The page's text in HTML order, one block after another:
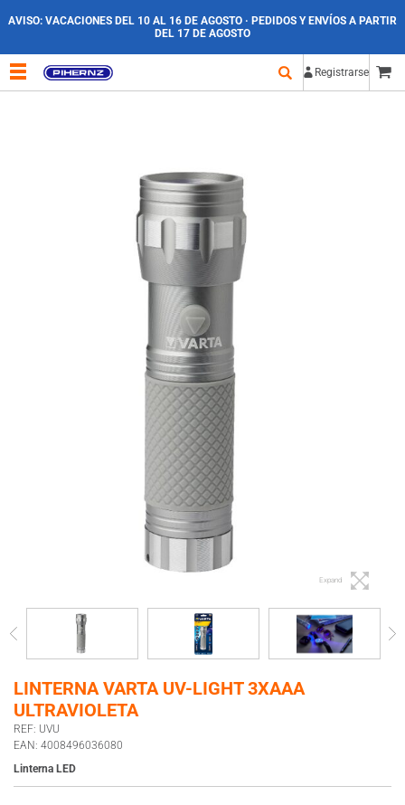
AVISO: VACACIONES DEL 10 AL 16 DE AGOSTO · PEDIDOS Y ENVÍOS A PARTIR
DEL 17 DE AGOSTO
Registrarse
Expand
LINTERNA VARTA UV-LIGHT 3XAAA
ULTRAVIOLETA
REF: UVU
EAN: 4008496036080
Linterna LED